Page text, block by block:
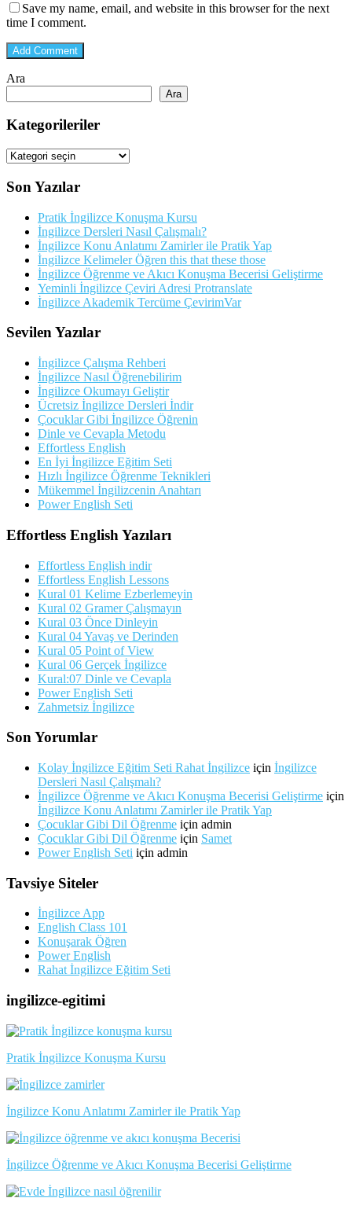
Save my name, email, and website in this browser for the next
time I comment.
Ara
Ara
Kategorileriler
Kategorileriler
Son Yazılar
Pratik İngilizce Konuşma Kursu
İngilizce Dersleri Nasıl Çalışmalı?
İngilizce Konu Anlatımı Zamirler ile Pratik Yap
İngilizce Kelimeler Öğren this that these those
İngilizce Öğrenme ve Akıcı Konuşma Becerisi Geliştirme
Yeminli İngilizce Çeviri Adresi Protranslate
İngilizce Akademik Tercüme ÇevirimVar
Sevilen Yazılar
İngilizce Çalışma Rehberi
İngilizce Nasıl Öğrenebilirim
İngilizce Okumayı Geliştir
Ücretsiz İngilizce Dersleri İndir
Çocuklar Gibi İngilizce Öğrenin
Dinle ve Cevapla Metodu
Effortless English
En İyi İngilizce Eğitim Seti
Hızlı İngilizce Öğrenme Teknikleri
Mükemmel İngilizcenin Anahtarı
Power English Seti
Effortless English Yazıları
Effortless English indir
Effortless English Lessons
Kural 01 Kelime Ezberlemeyin
Kural 02 Gramer Çalışmayın
Kural 03 Önce Dinleyin
Kural 04 Yavaş ve Derinden
Kural 05 Point of View
Kural 06 Gerçek İngilizce
Kural:07 Dinle ve Cevapla
Power English Seti
Zahmetsiz İngilizce
Son Yorumlar
Kolay İngilizce Eğitim Seti Rahat İngilizce için İngilizce
Dersleri Nasıl Çalışmalı?
İngilizce Öğrenme ve Akıcı Konuşma Becerisi Geliştirme için
İngilizce Konu Anlatımı Zamirler ile Pratik Yap
Çocuklar Gibi Dil Öğrenme için admin
Çocuklar Gibi Dil Öğrenme için Samet
Power English Seti için admin
Tavsiye Siteler
İngilizce App
English Class 101
Konuşarak Öğren
Power English
Rahat İngilizce Eğitim Seti
ingilizce-egitimi
Pratik İngilizce Konuşma Kursu
İngilizce Konu Anlatımı Zamirler ile Pratik Yap
İngilizce Öğrenme ve Akıcı Konuşma Becerisi Geliştirme